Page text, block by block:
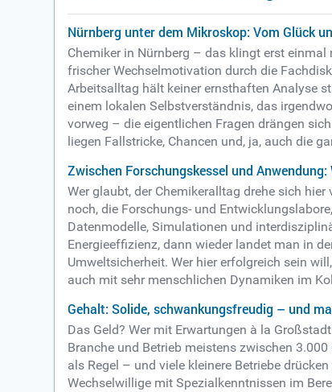
Nürnberg unter dem Mikroskop: Vom Glück
Chemiker in Nürnberg – das klingt erst
frischer Wechselmotivation durch die
Arbeitsalltag hält keiner ernsthaften Analyse
einem lokalen Selbstverständnis, das
vorweg – die eigentlichen Fragen drängen
liegen Fallstricke, Chancen und, ja, auch die
Zwischen Forschungskessel und
Wer glaubt, der Chemikeralltag drehe sich
noch, die Forschungs- und
Datenmodelle, Simulationen und
Energieeffizienz, dann wieder landet man in
Umweltsicherheit. Wer hier erfolgreich sein
auch mit sehr menschlichen Dynamiken im
Gehalt: Solide, schwankungsfreudig – und
Das Geld? Wer mit Erwartungen à la
Branche und Betrieb meistens zwischen
als Regel – und viele kleinere Betriebe
Wechselwillige mit Spezialkenntnissen im